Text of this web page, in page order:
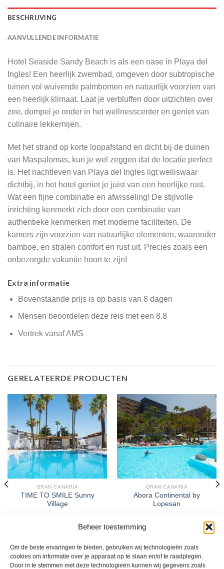
Beheer toestemming
Om de beste ervaringen te bieden, gebruiken wij technologieën zoals
cookies om informatie over je apparaat op te slaan en/of te raadplegen.
Door in te stemmen met deze technologieën kunnen wij gegevens zoals
BESCHRIJVING
AANVULLENDE INFORMATIE
Hotel Seaside Sandy Beach is als een oase in Playa del
Ingles! Een heerlijk zwembad, omgeven door subtropische
tuinen vol wuivende palmbomen en natuurlijk voorzien van
een heerlijk klimaat. Laat je verbluffen door uitzichten over
zee, dompel je onder in het wellnesscenter en geniet van
culinaire lekkernijen.
Met het strand op korte loopafstand en dicht bij de duinen
van Maspalomas, kun je wel zeggen dat de locatie perfect
is. Het nachtleven van Playa del Ingles ligt welliswaar
dichtbij, in het hotel geniet je juist van een heerlijke rust.
Wat een fijne combinatie en afwisseling! De stijlvolle
inrichting kenmerkt zich door een combinatie van
authentieke kenmerken met moderne faciliteiten. De
kamers zijn voorzien van natuurlijke elementen, waaronder
bamboe, en stralen comfort en rust uit. Precies zoals een
onbezorgde vakantie hoort te zijn!
Extra informatie
Bovenstaande prijs is op basis van 8 dagen
Mensen beoordelen deze reis met een 8.8
Vertrek vanaf AMS
GERELATEERDE PRODUCTEN
GRAN CANARIA
TIME TO SMILE Sunny
Village
Gewaardeerd
een 4 sterren accommodatie in
Playa del Inglés. U boekt deze reis
direct bij onze partner TUI. Nu vanaf
GRAN CANARIA
Abora Continental by
Lopesan
3 sterren accommodatie in Playa del
Inglés. U boekt deze reis direct bij
onze partner TUI. Nu vanaf EUR